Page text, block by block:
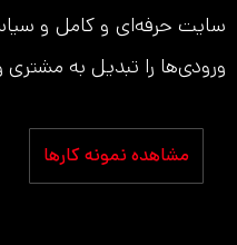
سایت حرفه‌ای و کامل و
ورودی‌ها را تبدیل به مشتری
مشاهده نمونه کارها